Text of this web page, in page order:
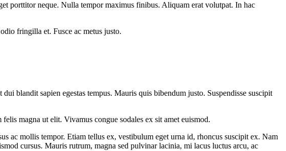
porttitor neque. Nulla tempor maximus finibus. Aliquam erat volutpat. In hac
fringilla et. Fusce ac metus justo.
blandit sapien egestas tempus. Mauris quis bibendum justo. Suspendisse suscipit
magna ut elit. Vivamus congue sodales ex sit amet euismod.
ac mollis tempor. Etiam tellus ex, vestibulum eget urna id, rhoncus suscipit ex. Nam
cursus. Mauris rutrum, magna sed pulvinar lacinia, mi lacus luctus arcu, ac